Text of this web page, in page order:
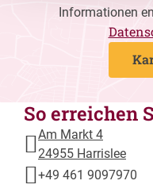
Informationen
So erreichen
Am Markt 4
24955 Harrislee
+49 461 9097970